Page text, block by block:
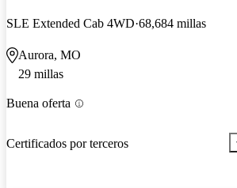
SLE Extended Cab 4WD 68,684 millas
Aurora, MO
29 millas
Buena oferta
Certificados por terceros